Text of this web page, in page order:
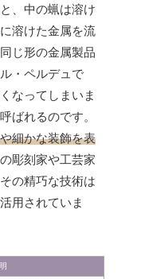
、中の蝋は溶け
溶けた金属を流
じ形の金属製品
・ペルデュで
なってしまいま
ばれるのです。
細かな装飾を表
彫刻家や工芸家
の精巧な技術は
用されていま